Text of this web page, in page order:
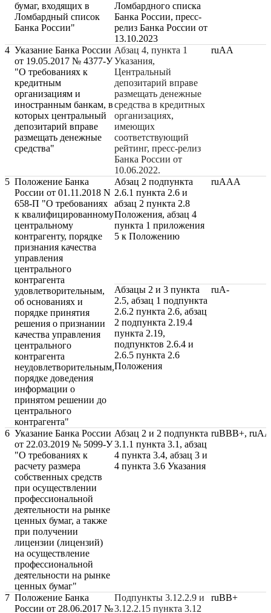
бумаг, входящих в
Ломбардный список
Банка России"
Ломбардного списка
Банка России, пресс-
релиз Банка России от
13.10.2023
4 Указание Банка России
от 19.05.2017 № 4377-У
"О требованиях к
кредитным
организациям и
иностранным банкам, в
которых центральный
депозитарий вправе
размещать денежные
средства"
Абзац 4, пункта 1
Указания,
Центральный
депозитарий вправе
размещать денежные
средства в кредитных
организациях,
имеющих
соответствующий
рейтинг, пресс-релиз
Банка России от
10.06.2022.
ruAA
5 Положение Банка
России от 01.11.2018 N
658-П "О требованиях
к квалифицированному
центральному
контрагенту, порядке
признания качества
управления
центрального
контрагента
удовлетворительным,
об основаниях и
порядке принятия
решения о признании
качества управления
центрального
контрагента
неудовлетворительным,
порядке доведения
информации о
принятом решении до
центрального
контрагента"
Абзац 2 подпункта
2.6.1 пункта 2.6 и
абзац 2 пункта 2.8
Положения, абзац 4
пункта 1 приложения
5 к Положению
ruAAA
Абзацы 2 и 3 пункта
2.5, абзац 1 подпункта
2.6.2 пункта 2.6, абзац
2 подпункта 2.19.4
пункта 2.19,
подпунктов 2.6.4 и
2.6.5 пункта 2.6
Положения
ruA-
6 Указание Банка России
от 22.03.2019 № 5099-У
"О требованиях к
расчету размера
собственных средств
при осуществлении
профессиональной
деятельности на рынке
ценных бумаг, а также
при получении
лицензии (лицензий)
на осуществление
профессиональной
деятельности на рынке
ценных бумаг"
Абзац 2 и 2 подпункта
3.1.1 пункта 3.1, абзац
4 пункта 3.4, абзац 3 и
4 пункта 3.6 Указания
ruBBB+,
7 Положение Банка
России от 28.06.2017 №
Подпункты 3.12.2.9 и
3.12.2.15 пункта 3.12
ruВВ+